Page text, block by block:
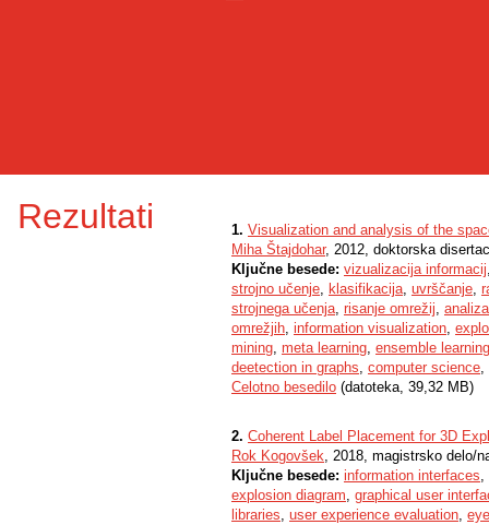
Rezultati 1. Visualization and analysis of the
Miha Štajdohar, 2012, doktorska
Ključne besede: vizualizacija informacij
strojno učenje, klasifikacija, uvrščanje,
strojnega učenja, risanje omrežij,
omrežjih, information visualization,
mining, meta learning, ensemble learning
deetection in graphs, computer science,
Celotno besedilo (datoteka, 39,32 MB)
2. Coherent Label Placement for 3D
Rok Kogovšek, 2018, magistrsko delo/
Ključne besede: information interfaces,
explosion diagram, graphical user
libraries, user experience evaluation,